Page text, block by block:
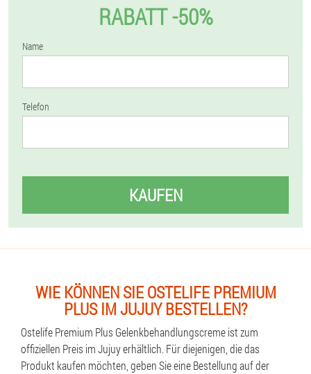
RABATT -50%
Name
Telefon
KAUFEN
WIE KÖNNEN SIE OSTELIFE PREMIUM
PLUS IM JUJUY BESTELLEN?
Ostelife Premium Plus Gelenkbehandlungscreme ist zum
offiziellen Preis im Jujuy erhältlich. Für diejenigen, die das
Produkt kaufen möchten, geben Sie eine Bestellung auf der